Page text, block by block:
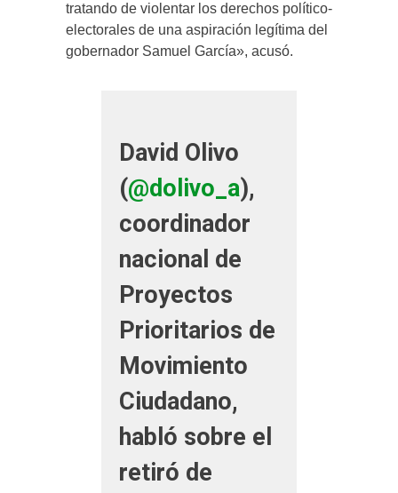
tratando de violentar los derechos político-
electorales de una aspiración legítima del
gobernador Samuel García», acusó.
David Olivo
(@dolivo_a),
coordinador
nacional de
Proyectos
Prioritarios de
Movimiento
Ciudadano,
habló sobre el
retiró de